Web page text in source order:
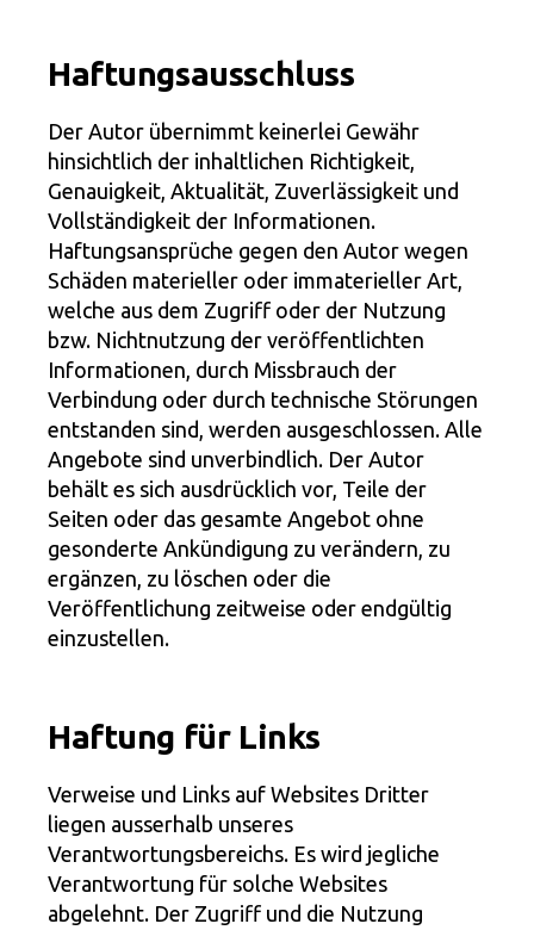
Haftungsausschluss
Der Autor übernimmt keinerlei Gewähr
hinsichtlich der inhaltlichen Richtigkeit,
Genauigkeit, Aktualität, Zuverlässigkeit und
Vollständigkeit der Informationen.
Haftungsansprüche gegen den Autor wegen
Schäden materieller oder immaterieller Art,
welche aus dem Zugriff oder der Nutzung
bzw. Nichtnutzung der veröffentlichten
Informationen, durch Missbrauch der
Verbindung oder durch technische Störungen
entstanden sind, werden ausgeschlossen. Alle
Angebote sind unverbindlich. Der Autor
behält es sich ausdrücklich vor, Teile der
Seiten oder das gesamte Angebot ohne
gesonderte Ankündigung zu verändern, zu
ergänzen, zu löschen oder die
Veröffentlichung zeitweise oder endgültig
einzustellen.
Haftung für Links
Verweise und Links auf Websites Dritter
liegen ausserhalb unseres
Verantwortungsbereichs. Es wird jegliche
Verantwortung für solche Websites
abgelehnt. Der Zugriff und die Nutzung